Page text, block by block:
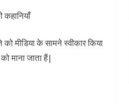
मीडिया के सामने स्वीकार किया
माना जाता हैं|